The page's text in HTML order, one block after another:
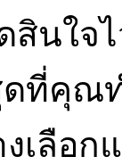
นใจ
ที่คุณ
เลือก